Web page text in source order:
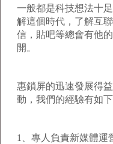
一般都是科技想法十
解這個時代，了解互
信，貼吧等總會有他
開。
惠鎖屏的迅速發展得
動，我們的經驗有如下
1、專人負責新媒體運